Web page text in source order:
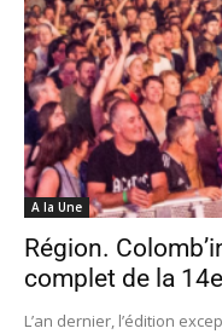
A la Une
Région.
complet de la
L’an dernier, l’édition